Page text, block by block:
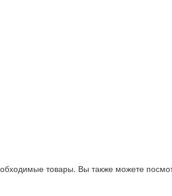
товары. Вы также можете